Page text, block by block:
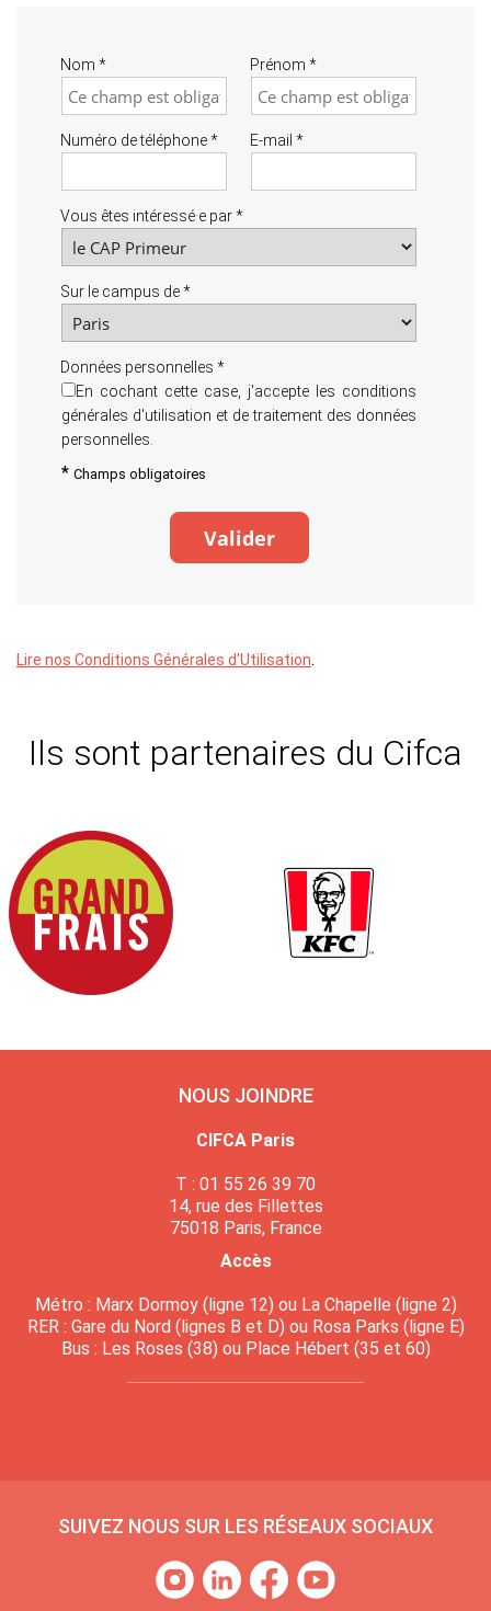
Nom* Prénom*
Numéro de téléphone* E-mail*
Vous êtes intéressé·e par*
Sur le campus de*
Données personnelles*
En cochant cette case, j'accepte les conditions
générales d'utilisation et de traitement des données
personnelles.
* Champs obligatoires
Lire nos Conditions Générales d'Utilisation.
Ils sont partenaires du Cifca
NOUS JOINDRE
CIFCA Paris
T : 01 55 26 39 70
14, rue des Fillettes
75018 Paris, France
Accès
Métro : Marx Dormoy (ligne 12) ou La Chapelle (ligne 2)
RER : Gare du Nord (lignes B et D) ou Rosa Parks (ligne E)
Bus : Les Roses (38) ou Place Hébert (35 et 60)
SUIVEZ NOUS SUR LES RÉSEAUX SOCIAUX